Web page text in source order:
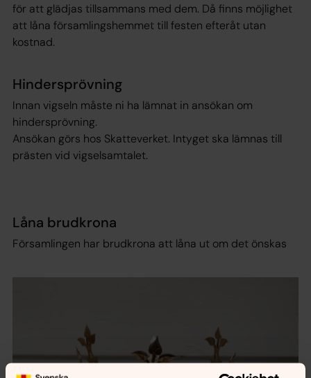
för att glädjas tillsammans med dem. Då finns möjlighet
att låna församlingshemmet till festen efteråt utan
kostnad.
Hindersprövning
Innan vigseln måste ni ha lämnat in ansökan om
hindersprövning.
Ansökan görs hos Skatteverket. Intyget ska lämnas till
prästen vid vigselsamtalet.
Låna brudkrona
Församlingen har brudkrona att låna ut om det önskas